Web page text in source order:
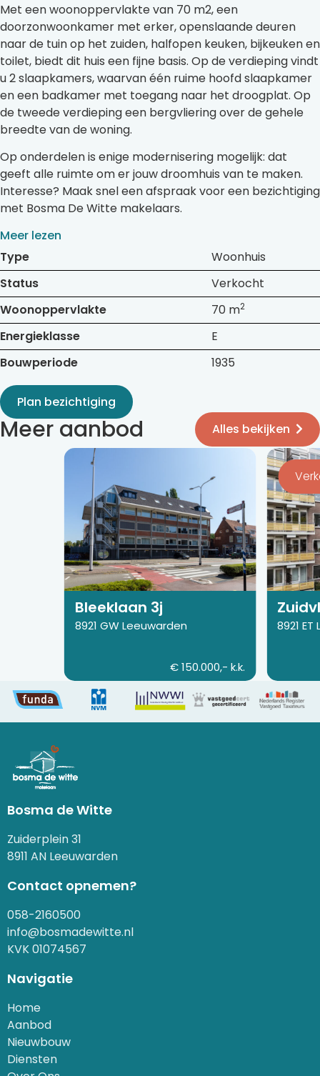
Met een woonoppervlakte van 70 m2, een
doorzonwoonkamer met erker, openslaande deuren
naar de tuin op het zuiden, halfopen keuken, bijkeuken en
toilet, biedt dit huis een fijne basis. Op de verdieping vindt
u 2 slaapkamers, waarvan één ruime hoofd slaapkamer
en een badkamer met toegang naar het droogplat. Op
de tweede verdieping een bergvliering over de gehele
breedte van de woning.
Op onderdelen is enige modernisering mogelijk: dat
geeft alle ruimte om er jouw droomhuis van te maken.
Interesse? Maak snel een afspraak voor een bezichtiging
met Bosma De Witte makelaars.
Meer lezen
Type
Woonhuis
Status
Verkocht
Woonoppervlakte
70 m2
Energieklasse
E
Bouwperiode
1935
Plan bezichtiging
Meer aanbod
Alles bekijken
Bekijk
detail
pagina
van
Bleeklaan
3j
Bleeklaan 3j
8921 GW Leeuwarden
€ 150.000,- k.k.
Bekijk
de
detail
pagina
van
Zuidvliet
414
8921
Bosma de Witte
Zuiderplein 31
8911 AN Leeuwarden
Contact opnemen?
058-2160500
info@bosmadewitte.nl
KVK 01074567
Navigatie
Home
Aanbod
Nieuwbouw
Diensten